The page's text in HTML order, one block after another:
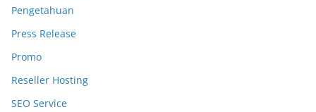
Pengetahuan
Press Release
Promo
Reseller Hosting
SEO Service